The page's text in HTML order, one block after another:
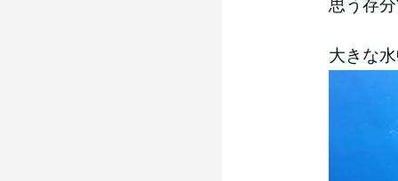
思う存
大きな